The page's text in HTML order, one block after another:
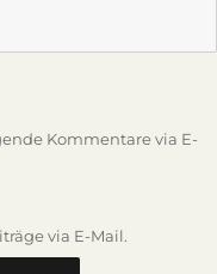
Kommentare via E-
via E-Mail.